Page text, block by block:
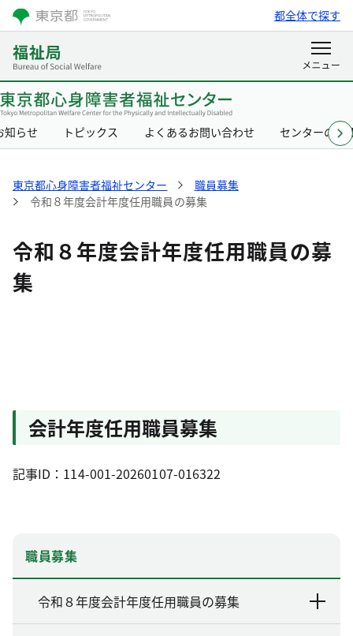
都全体で探す
知らせ トピックス よくあるお問い合わせ センターの概
東京都心身障害者福祉センター
職員募集
令和８年度会計年度任用職員の募集
令和８年度会計年度任用職員の募
集
会計年度任用職員募集
記事ID：114-001-20260107-016322
職員募集
令和８年度会計年度任用職員の募集